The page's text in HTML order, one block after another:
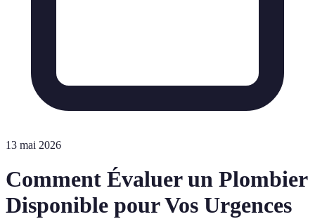
13 mai 2026
Comment Évaluer un Plombier
Disponible pour Vos Urgences